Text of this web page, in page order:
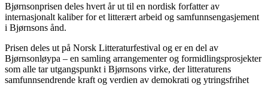
Bjørnsonprisen deles hvert år ut til en nordisk forfatter av
internasjonalt kaliber for et litterært arbeid og samfunnsengasjement
i Bjørnsons ånd.
Prisen deles ut på Norsk Litteraturfestival og er en del av
Bjørnsonløypa – en samling arrangementer og formidlingsprosjekter
som alle tar utgangspunkt i Bjørnsons virke, der litteraturens
samfunnsendrende kraft og verdien av demokrati og ytringsfrihet